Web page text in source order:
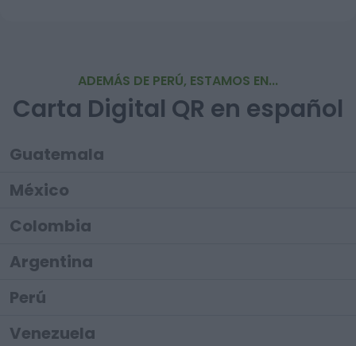
ADEMÁS DE PERÚ, ESTAMOS EN...
Carta Digital QR en español
Guatemala
México
Colombia
Argentina
Perú
Venezuela